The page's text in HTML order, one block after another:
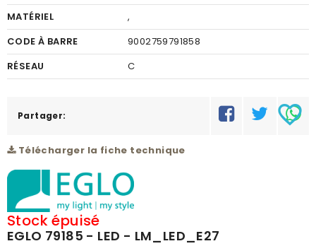
MATÉRIEL
,
CODE À BARRE
9002759791858
RÉSEAU
C
Partager:
Télécharger la fiche technique
Stock épuisé
EGLO 79185 - LED - LM_LED_E27
favorite_border